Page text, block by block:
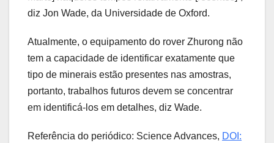
diz Jon Wade, da Universidade de Oxford.
Atualmente, o equipamento do rover Zhurong não
tem a capacidade de identificar exatamente que
tipo de minerais estão presentes nas amostras,
portanto, trabalhos futuros devem se concentrar
em identificá-los em detalhes, diz Wade.
Referência do periódico: Science Advances, DOI: